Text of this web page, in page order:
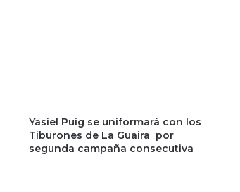
Yasiel Puig se uniformará con los
Tiburones de La Guaira por
segunda campaña consecutiva